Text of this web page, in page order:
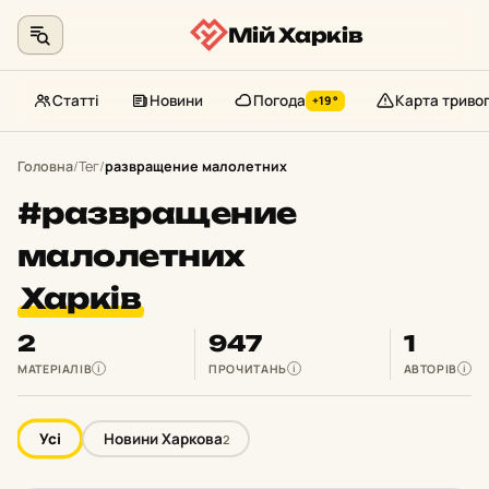
Мій Харків
Статті Новини Погода +19° Карта тривог
Головна/Тег/развращение малолетних
#развращение
малолетних
Харків
2
МАТЕРІАЛІВ i
947
ПРОЧИТАНЬ i
1
АВТОРІВ i
Усі Новини Харкова2